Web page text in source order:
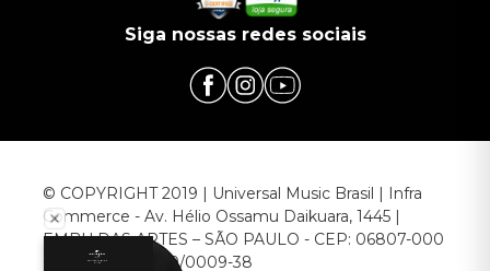
Siga nossas redes sociais
© COPYRIGHT 2019 | Universal Music Brasil | Infra
Commerce - Av. Hélio Ossamu Daikuara, 1445 |
EMBU DAS ARTES – SÃO PAULO - CEP: 06807-000
CNPJ: 00.952.789/0009-38